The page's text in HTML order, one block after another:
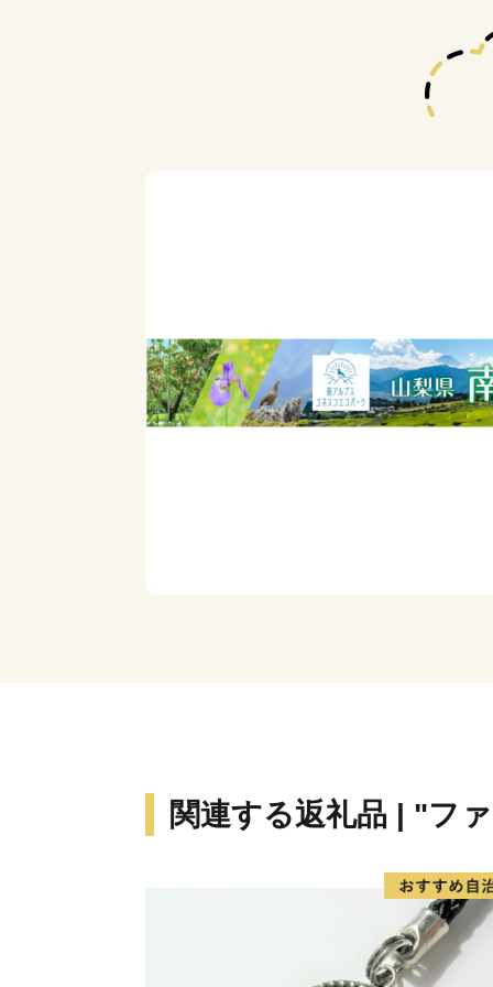
関連する返礼品 | "フ